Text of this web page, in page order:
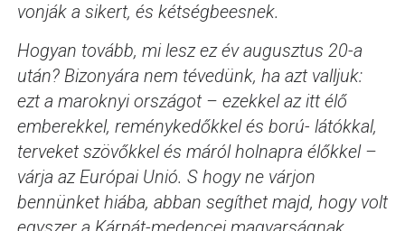
vonják a sikert, és kétségbeesnek.
Hogyan tovább, mi lesz ez év augusztus 20-a
után? Bizonyára nem tévedünk, ha azt valljuk:
ezt a maroknyi országot – ezekkel az itt élő
emberekkel, reménykedőkkel és ború- látókkal,
terveket szövőkkel és máról holnapra élőkkel –
várja az Európai Unió. S hogy ne várjon
bennünket hiába, abban segíthet majd, hogy volt